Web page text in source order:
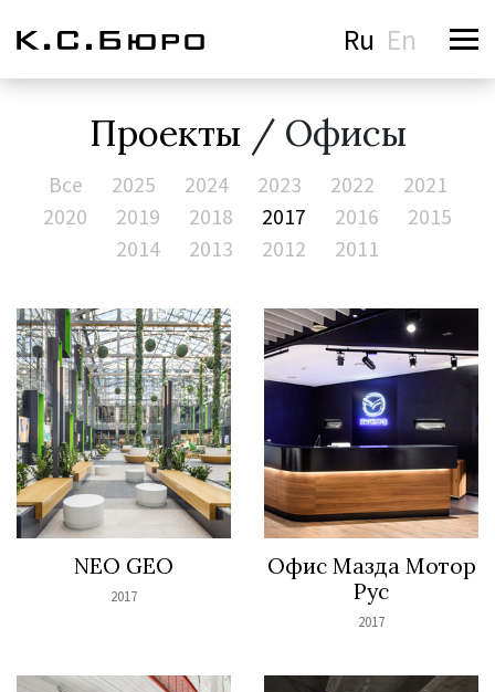
Ru En
Проекты / Офисы
Все 2025 2024 2023 2022
2021
2020
2019 2018 2017 2016
2015
2014
2013 2012 2011
NEO GEO
2017
Офис Мазда Мотор
Рус
2017